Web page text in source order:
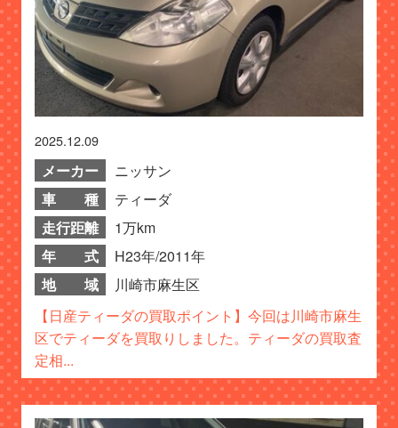
2025.12.09
メーカー
ニッサン
車 種
ティーダ
走行距離
1万km
年 式
H23年/2011年
地 域
川崎市麻生区
【日産ティーダの買取ポイント】今回は川崎市麻生
区でティーダを買取りしました。ティーダの買取査
定相...